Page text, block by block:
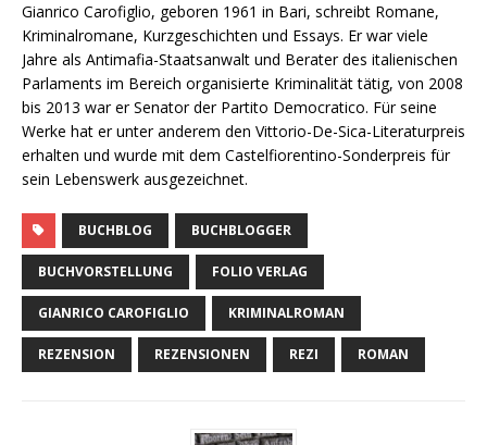
Gianrico Carofiglio, geboren 1961 in Bari, schreibt Romane,
Kriminalromane, Kurzgeschichten und Essays. Er war viele
Jahre als Antimafia-Staatsanwalt und Berater des italienischen
Parlaments im Bereich organisierte Kriminalität tätig, von 2008
bis 2013 war er Senator der Partito Democratico. Für seine
Werke hat er unter anderem den Vittorio-De-Sica-Literaturpreis
erhalten und wurde mit dem Castelfiorentino-Sonderpreis für
sein Lebenswerk ausgezeichnet.
BUCHBLOG BUCHBLOGGER
BUCHVORSTELLUNG FOLIO VERLAG
GIANRICO CAROFIGLIO KRIMINALROMAN
REZENSION REZENSIONEN REZI ROMAN